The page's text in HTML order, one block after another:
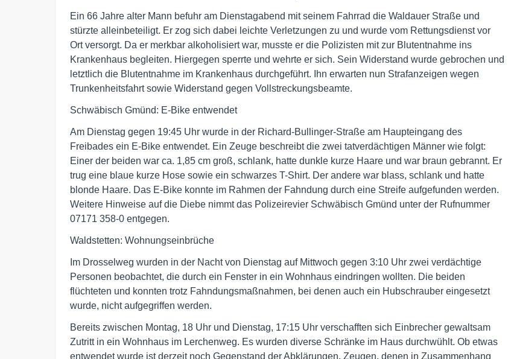
Ein 66 Jahre alter Mann befuhr am Dienstagabend mit seinem Fahrrad die Waldauer Straße und
stürzte alleinbeteiligt. Er zog sich dabei leichte Verletzungen zu und wurde vom Rettungsdienst vor
Ort versorgt. Da er merkbar alkoholisiert war, musste er die Polizisten mit zur Blutentnahme ins
Krankenhaus begleiten. Hiergegen sperrte und wehrte er sich. Sein Widerstand wurde gebrochen und
letztlich die Blutentnahme im Krankenhaus durchgeführt. Ihn erwarten nun Strafanzeigen wegen
Trunkenheitsfahrt sowie Widerstand gegen Vollstreckungsbeamte.
Schwäbisch Gmünd: E-Bike entwendet
Am Dienstag gegen 19:45 Uhr wurde in der Richard-Bullinger-Straße am Haupteingang des
Freibades ein E-Bike entwendet. Ein Zeuge beschreibt die zwei tatverdächtigen Männer wie folgt:
Einer der beiden war ca. 1,85 cm groß, schlank, hatte dunkle kurze Haare und war braun gebrannt. Er
trug eine blaue kurze Hose sowie ein schwarzes T-Shirt. Der andere war blass, schlank und hatte
blonde Haare. Das E-Bike konnte im Rahmen der Fahndung durch eine Streife aufgefunden werden.
Weitere Hinweise auf die Diebe nimmt das Polizeirevier Schwäbisch Gmünd unter der Rufnummer
07171 358-0 entgegen.
Waldstetten: Wohnungseinbrüche
Im Drosselweg wurden in der Nacht von Dienstag auf Mittwoch gegen 3:10 Uhr zwei verdächtige
Personen beobachtet, die durch ein Fenster in ein Wohnhaus eindringen wollten. Die beiden
flüchteten und konnten trotz Fahndungsmaßnahmen, bei denen auch ein Hubschrauber eingesetzt
wurde, nicht aufgegriffen werden.
Bereits zwischen Montag, 18 Uhr und Dienstag, 17:15 Uhr verschafften sich Einbrecher gewaltsam
Zutritt in ein Wohnhaus im Lerchenweg. Es wurden diverse Schränke im Haus durchwühlt. Ob etwas
entwendet wurde ist derzeit noch Gegenstand der Abklärungen. Zeugen, denen in Zusammenhang